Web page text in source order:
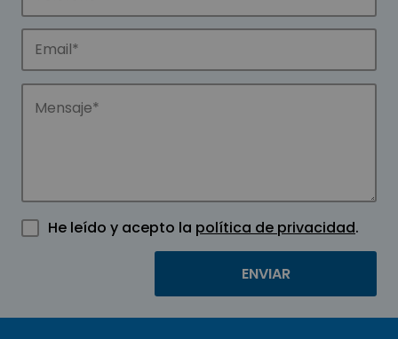
He leído y acepto la política de privacidad.